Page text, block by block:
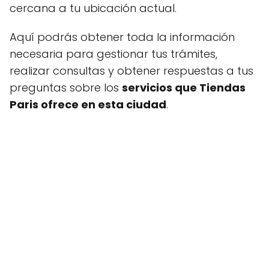
cercana a tu ubicación actual.
Aquí podrás obtener toda la información
necesaria para gestionar tus trámites,
realizar consultas y obtener respuestas a tus
preguntas sobre los servicios que Tiendas
Paris ofrece en esta ciudad.